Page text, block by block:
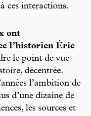
ces interactions.
ont
l’historien Éric
le point de vue
décentrée.
l’ambition de
d’une dizaine de
les sources et